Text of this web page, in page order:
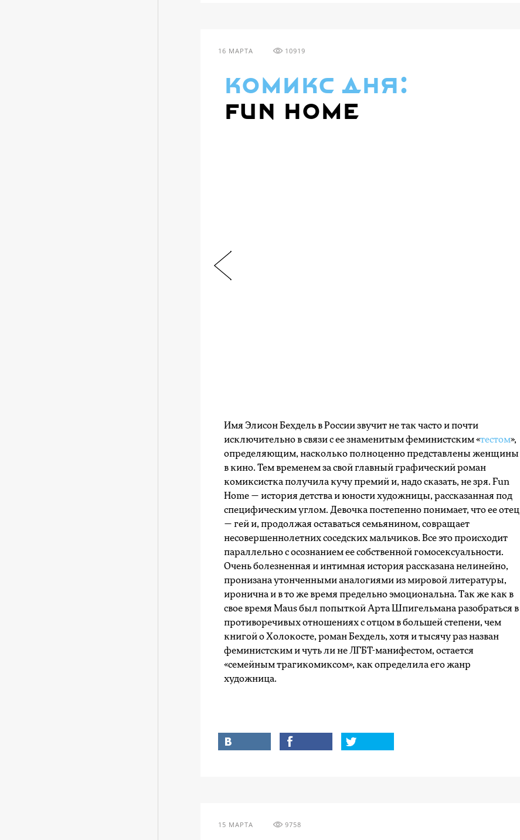
16 МАРТА 10919
комикс дня:
Fun Home
Имя Элисон Бехдель в России звучит не так часто и почти
исключительно в связи с ее знаменитым феминистским «тестом»,
определяющим, насколько полноценно представлены женщины
в кино. Тем временем за свой главный графический роман
комиксистка получила кучу премий и, надо сказать, не зря. Fun
Home ― история детства и юности художницы, рассказанная под
специфическим углом. Девочка постепенно понимает, что ее отец
― гей и, продолжая оставаться семьянином, совращает
несовершеннолетних соседских мальчиков. Все это происходит
параллельно с осознанием ее собственной гомосексуальности.
Очень болезненная и интимная история рассказана нелинейно,
пронизана утонченными аналогиями из мировой литературы,
иронична и в то же время предельно эмоциональна. Так же как в
свое время Maus был попыткой Арта Шпигельмана разобраться в
противоречивых отношениях с отцом в большей степени, чем
книгой о Холокосте, роман Бехдель, хотя и тысячу раз назван
феминистским и чуть ли не ЛГБТ-манифестом, остается
«семейным трагикомиксом», как определила его жанр
художница.
15 МАРТА 9758